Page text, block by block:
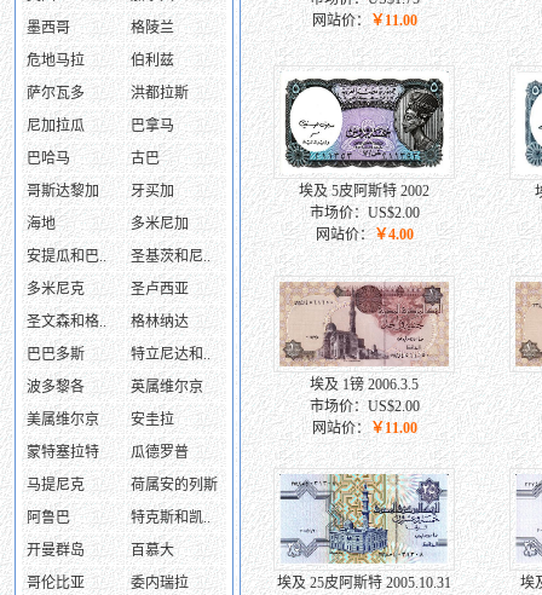
墨西哥
格陵兰
危地马拉
伯利兹
萨尔瓦多
洪都拉斯
尼加拉瓜
巴拿马
巴哈马
古巴
哥斯达黎加
牙买加
海地
多米尼加
安提瓜和巴..
圣基茨和尼..
多米尼克
圣卢西亚
圣文森和格..
格林纳达
巴巴多斯
特立尼达和..
波多黎各
英属维尔京
美属维尔京
安圭拉
蒙特塞拉特
瓜德罗普
马提尼克
荷属安的列斯
阿鲁巴
特克斯和凯..
开曼群岛
百慕大
哥伦比亚
委内瑞拉
网站价：￥11.00
埃及 5皮阿斯特 2002
市场价：US$2.00
网站价：￥4.00
埃及 1镑 2006.3.5
市场价：US$2.00
网站价：￥11.00
埃及 25皮阿斯特 2005.10.31
埃